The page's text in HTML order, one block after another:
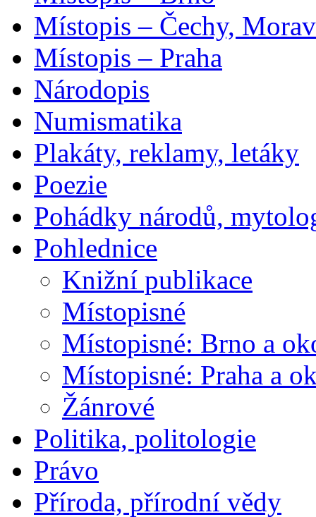
Místopis – Čechy,
Místopis – Praha
Národopis
Numismatika
Plakáty, reklamy, letáky
Poezie
Pohádky národů,
Pohlednice
Knižní publikace
Místopisné
Místopisné: Brno a
Místopisné: Praha a
Žánrové
Politika, politologie
Právo
Příroda, přírodní vědy